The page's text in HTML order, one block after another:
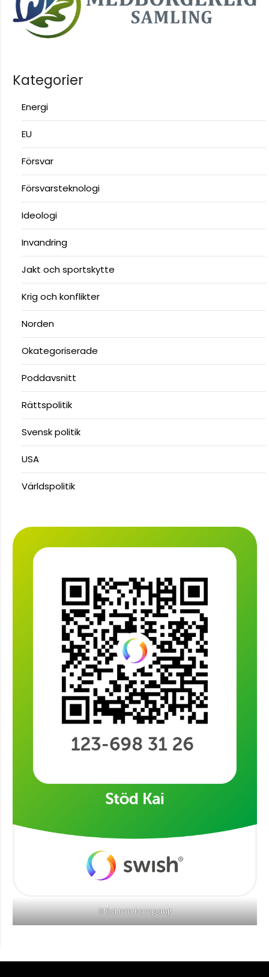
Kategorier
Energi
EU
Försvar
Försvarsteknologi
Ideologi
Invandring
Jakt och sportskytte
Krig och konflikter
Norden
Okategoriserade
Poddavsnitt
Rättspolitik
Svensk politik
USA
Världspolitik
Stöd min kampanj!